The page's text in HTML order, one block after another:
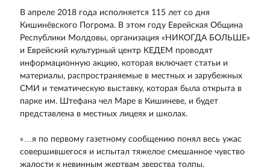
В апреле 2018 года исполняется 115 лет со дня
Кишинёвского Погрома. В этом году Еврейская Община
Республики Молдовы, организация «НИКОГДА БОЛЬШЕ»
и Еврейский культурный центр KEДEM проводят
информационную акцию, которая включает статьи и
материалы, распространяемые в местных и зарубежных
СМИ и тематическую выставку, которая была открыта в
парке им. Штефана чел Маре в Кишиневе, и будет
представлена в местных лицеях и школах.
«…я по первому газетному сообщению понял весь ужас
совершившегося и испытал тяжелое смешанное чувство
жалости к невинным жертвам зверства толпы.